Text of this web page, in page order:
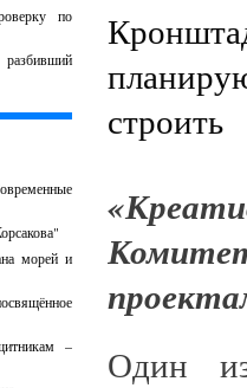
по
морей и
–
Один